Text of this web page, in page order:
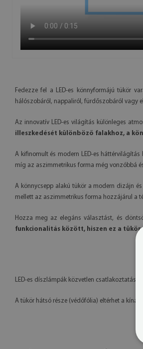
Fedezze fel a LED-es könnyformájú tükör
hálószobáról, nappaliról, fürdőszobáról vagy
Az innovatív LED-es világítás különleges
illeszkedését különböző falakhoz, a
A kifinomult és modern LED-es
míg az aszimmetrikus forma még vonzóbbá
A könnycsepp alakú tükör a modern dizájn
mellett az aszimmetrikus forma hozzájárul a
Hozza meg az elegáns választást, és
funkcionalitás között, hiszen ez a
LED-es díszlámpák közvetlen csatlakoztatást
A tükör hátsó része (védőfólia) eltérhet a